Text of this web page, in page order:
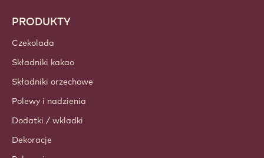
PRODUKTY
Czekolada
Składniki kakao
Składniki orzechowe
Polewy i nadzienia
Dodatki / wkladki
Dekoracje